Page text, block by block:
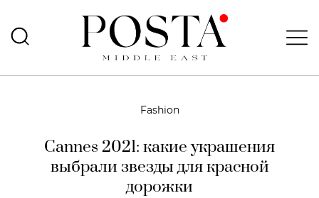
Fashion
Cannes 2021: какие украшения
выбрали звезды для красной
дорожки